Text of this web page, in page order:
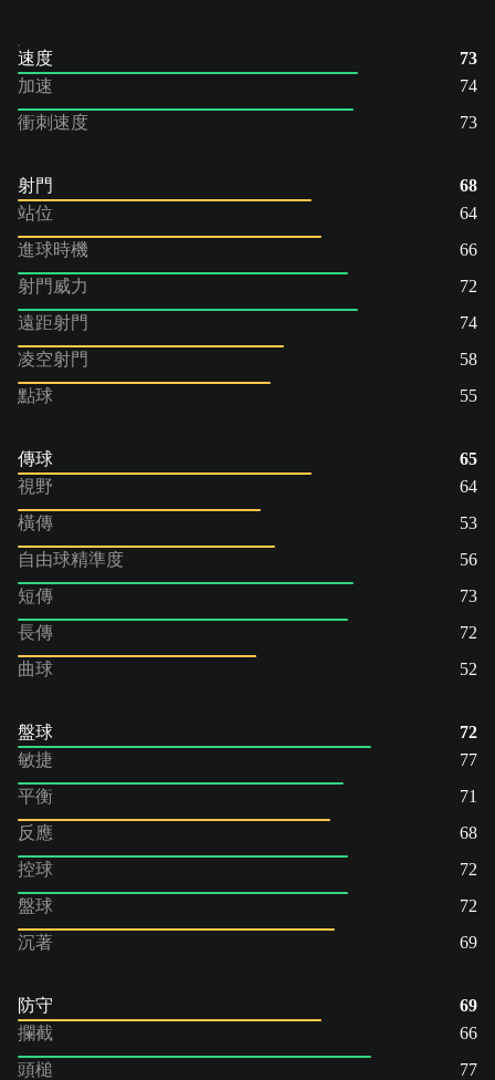
速度
73
加速
74
衝刺速度
73
射門
68
站位
64
進球時機
66
射門威力
72
遠距射門
74
凌空射門
58
點球
55
傳球
65
視野
64
橫傳
53
自由球精準度
56
短傳
73
長傳
72
曲球
52
盤球
72
敏捷
77
平衡
71
反應
68
控球
72
盤球
72
沉著
69
防守
69
攔截
66
頭槌
77